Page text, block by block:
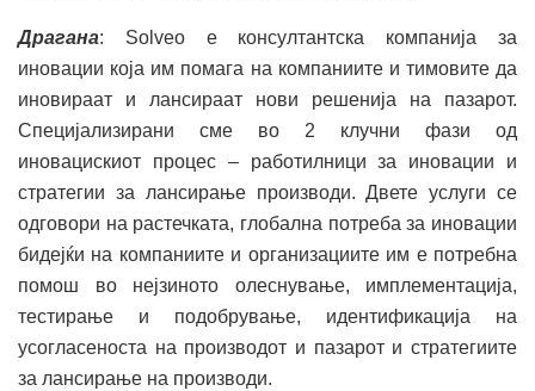
Драгана: Solveo е консултантска компанија за
иновации која им помага на компаниите и тимовите да
иновираат и лансираат нови решенија на пазарот.
Специјализирани сме во 2 клучни фази од
иновацискиот процес – работилници за иновации и
стратегии за лансирање производи. Двете услуги се
одговори на растечката, глобална потреба за иновации
бидејќи на компаниите и организациите им е потребна
помош во нејзиното олеснување, имплементација,
тестирање и подобрување, идентификација на
усогласеноста на производот и пазарот и стратегиите
за лансирање на производи.